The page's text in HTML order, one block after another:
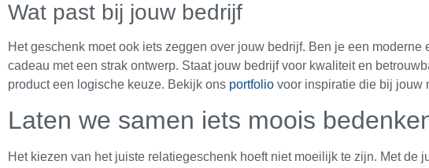
Wat past bij jouw bedrijf
Het geschenk moet ook iets zeggen over jouw bedrijf. Ben je een
cadeau met een strak ontwerp. Staat jouw bedrijf voor kwaliteit en
product een logische keuze. Bekijk ons portfolio voor inspiratie die bij jouw
Laten we samen iets moois
Het kiezen van het juiste relatiegeschenk hoeft niet moeilijk te zijn. Met de